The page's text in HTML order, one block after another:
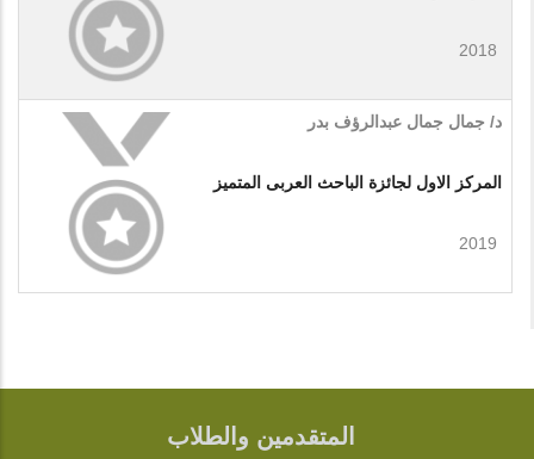
د/ جمال جمال عبدالرؤف بدر
المركز الاول لجائزة الباحث العربى المتميز
FOOTER
المتقدمين والطلاب